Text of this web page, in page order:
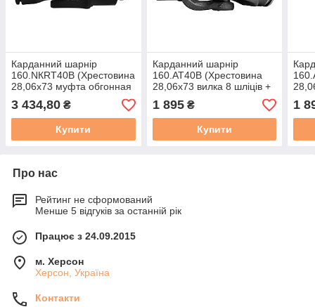
Карданний шарнір
160.NКRT40B (Хрестовина
28,06х73 муфта обгонная
6 шлицов + внутрішня під
трубу Т40-В)
3 434,80 ₴
Купити
Карданний шарнір
160.АТ40В (Хрестовина
28,06х73 вилка 8 шліців +
вилка під трубу Т40-В)
1 895₴
Купити
1
Про нас
Рейтинг не сформований
Менше 5 відгуків за останній рік
Працює з 24.09.2015
м. Херсон
Херсон, Україна
Контакти